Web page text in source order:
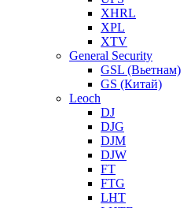
XHRL
XPL
XTV
General Security
GSL (Вьетнам)
GS (Китай)
Leoch
DJ
DJG
DJM
DJW
FT
FTG
LHT